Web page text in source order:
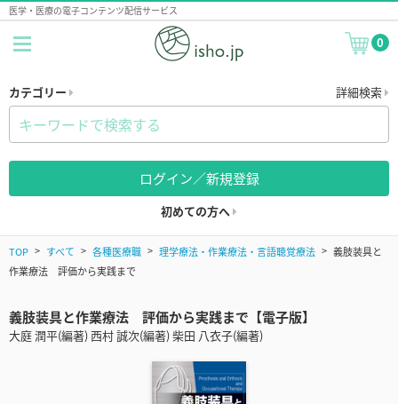
医学・医療の電子コンテンツ配信サービス
0
カテゴリー 詳細検索
ログイン／新規登録
初めての方へ
TOP すべて 各種医療職 理学療法・作業療法・言語聴覚療法
義肢装具と
作業療法 評価から実践まで
義肢装具と作業療法 評価から実践まで【電子版】
大庭 潤平(編著) 西村 誠次(編著) 柴田 八衣子(編著)